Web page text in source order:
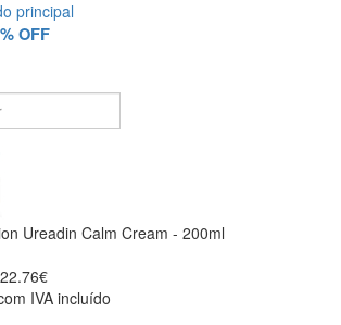
principal
OFF
Ureadin Calm Cream - 200ml
22.76€
IVA incluído